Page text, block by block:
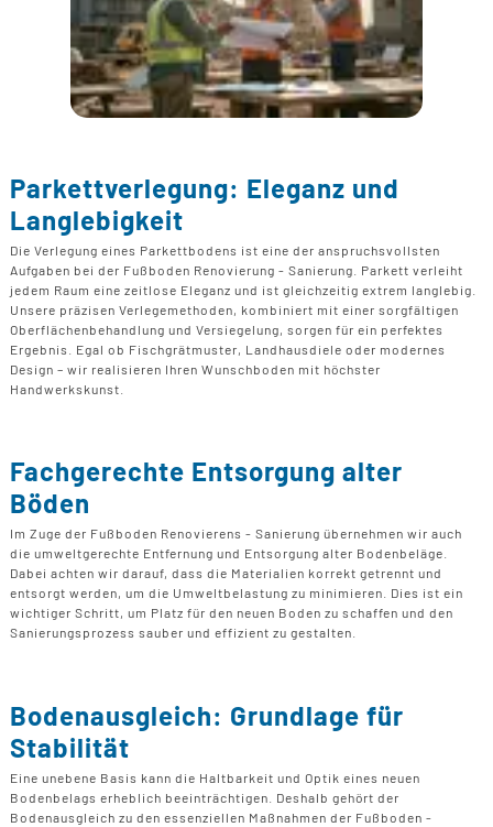
Parkettverlegung: Eleganz und
Langlebigkeit
Die Verlegung eines Parkettbodens ist eine der anspruchsvollsten
Aufgaben bei der Fußboden Renovierung - Sanierung. Parkett verleiht
jedem Raum eine zeitlose Eleganz und ist gleichzeitig extrem langlebig.
Unsere präzisen Verlegemethoden, kombiniert mit einer sorgfältigen
Oberflächenbehandlung und Versiegelung, sorgen für ein perfektes
Ergebnis. Egal ob Fischgrätmuster, Landhausdiele oder modernes
Design – wir realisieren Ihren Wunschboden mit höchster
Handwerkskunst.
Fachgerechte Entsorgung alter
Böden
Im Zuge der Fußboden Renovierens - Sanierung übernehmen wir auch
die umweltgerechte Entfernung und Entsorgung alter Bodenbeläge.
Dabei achten wir darauf, dass die Materialien korrekt getrennt und
entsorgt werden, um die Umweltbelastung zu minimieren. Dies ist ein
wichtiger Schritt, um Platz für den neuen Boden zu schaffen und den
Sanierungsprozess sauber und effizient zu gestalten.
Bodenausgleich: Grundlage für
Stabilität
Eine unebene Basis kann die Haltbarkeit und Optik eines neuen
Bodenbelags erheblich beeinträchtigen. Deshalb gehört der
Bodenausgleich zu den essenziellen Maßnahmen der Fußboden -